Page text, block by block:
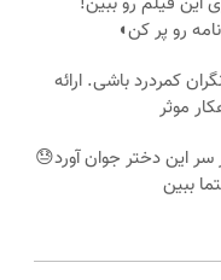
رو پر کن◖
کمردرد باشی. ارائه
موثر
سر این دختر جوان آورد😓
ببین